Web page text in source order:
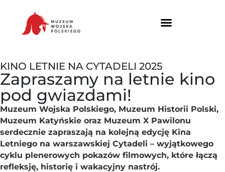
KINO LETNIE NA CYTADELI 2025
Zapraszamy na letnie kino
pod gwiazdami!
Muzeum Wojska Polskiego, Muzeum Historii Polski,
Muzeum Katyńskie oraz Muzeum X Pawilonu
serdecznie zapraszają na kolejną edycję Kina
Letniego na warszawskiej Cytadeli – wyjątkowego
cyklu plenerowych pokazów filmowych, które łączą
refleksję, historię i wakacyjny nastrój.